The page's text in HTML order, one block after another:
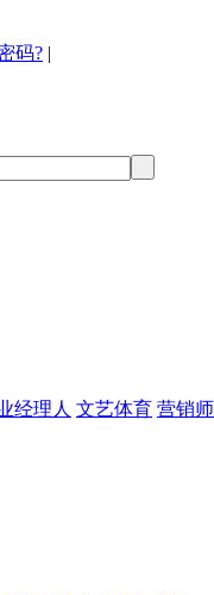
码? |
经理人 文艺体育 营销